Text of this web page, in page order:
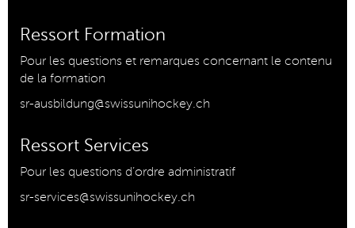
Ressort Formation
Pour les questions et remarques concernant le contenu
de la formation
sr-ausbildung@swissunihockey.ch
Ressort Services
Pour les questions d’ordre administratif
sr-services@swissunihockey.ch